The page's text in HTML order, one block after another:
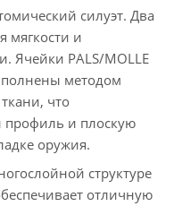
силуэт. Два
мягкости и
Ячейки PALS/MOLLE
методом
что
профиль и плоскую
оружия.
структуре
отличную